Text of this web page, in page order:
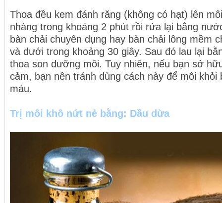
Thoa đều kem đánh răng (không có hạt) lên
nhàng trong khoảng 2 phút rồi rửa lại bằng
bàn chải chuyên dụng hay bàn chải lông mềm
và dưới trong khoảng 30 giây. Sau đó lau lại
thoa son dưỡng môi. Tuy nhiên, nếu bạn sở
cảm, bạn nên tránh dùng cách này để môi
máu.
Trị môi khô nứt nẻ bằng: Dầu dừa